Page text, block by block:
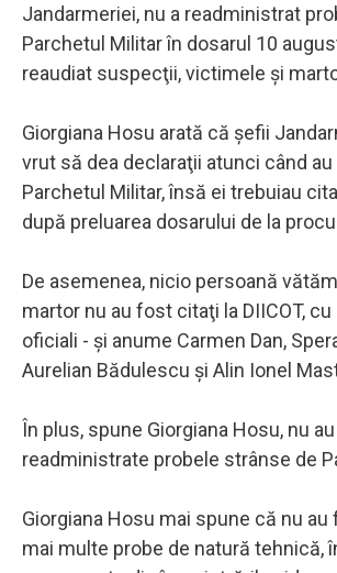
Jandarmeriei, nu a readministrat
Parchetul Militar în dosarul 10
reaudiat suspecţii, victimele şi
Giorgiana Hosu arată că şefii
vrut să dea declaraţii atunci când
Parchetul Militar, însă ei trebuiau
după preluarea dosarului de la
De asemenea, nicio persoană
martor nu au fost citaţi la DIICOT,
oficiali - şi anume Carmen Dan,
Aurelian Bădulescu şi Alin Ionel
În plus, spune Giorgiana Hosu, nu
readministrate probele strânse de
Giorgiana Hosu mai spune că nu
mai multe probe de natură tehnică,